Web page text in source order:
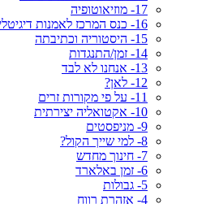
17- מוזיאוטופיה
16- כנס המרכז לאמנות דיגיטלית
15- היסטוריה וכתיבתה
14- זמן/התנגדות
13- אנחנו לא לבד
12- לאן?
11- על פי מקורות זרים
10- אקטואליה יצירתית
9- מניפסטים
8- למי שייך הקול?
7- חינוך מחדש
6- זמן באלארד
5- גבולות
4- אזהרת רווח